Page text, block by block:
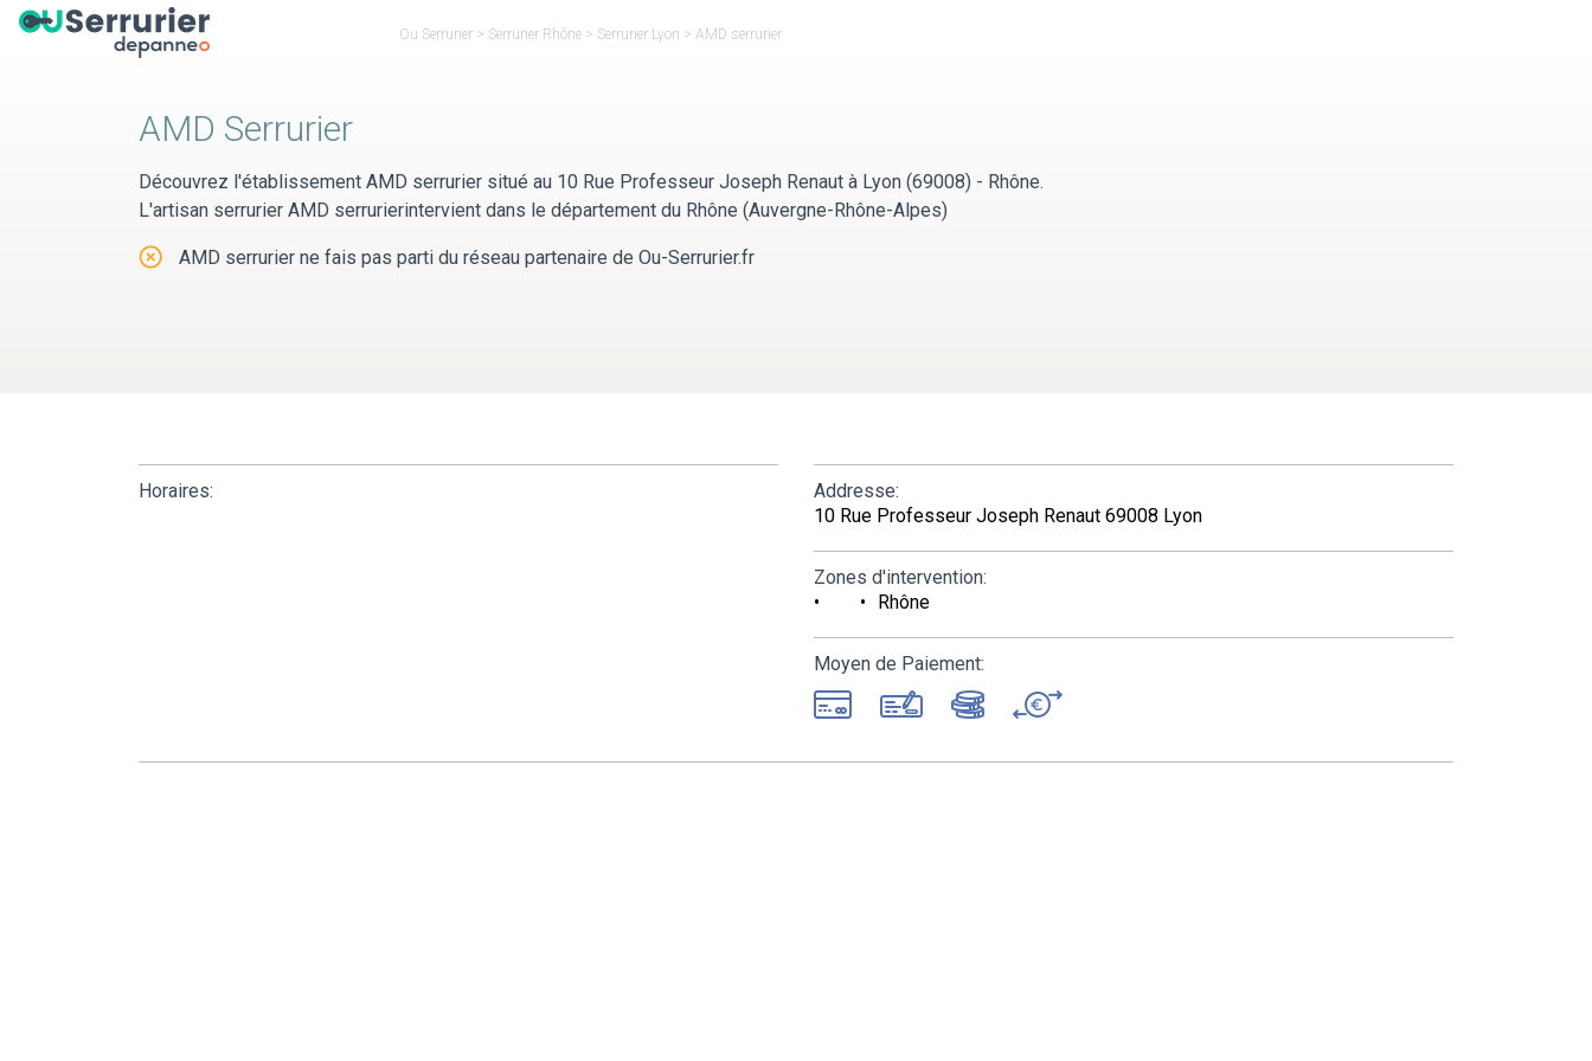
Panneau de gestion des cookies
Ou Serrurier > Serrurier Rhône > Serrurier Lyon > AMD serrurier
AMD Serrurier
Découvrez l'établissement AMD serrurier situé au 10 Rue Professeur Joseph Renaut à Lyon (69008) - Rhône.
L'artisan serrurier AMD serrurierintervient dans le département du Rhône (Auvergne-Rhône-Alpes)
AMD serrurier ne fais pas parti du réseau partenaire de Ou-Serrurier.fr
Horaires:
Addresse:
10 Rue Professeur Joseph Renaut 69008 Lyon
Zones d'intervention:
Rhône
Moyen de Paiement: